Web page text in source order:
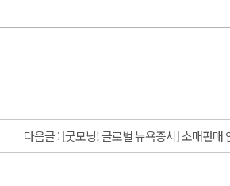
다음글 :[굿모닝! 글로벌 뉴욕증시] 소매판매